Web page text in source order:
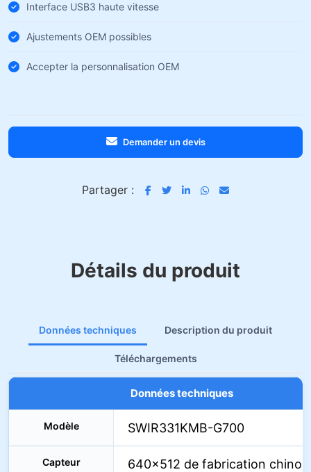
Interface USB3 haute vitesse
Ajustements OEM possibles
Accepter la personnalisation OEM
Demander un devis
Partager :
Détails du produit
Données techniques Description du produit
Téléchargements
Données techniques
Modèle SWIR331KMB-G700
Capteur
640×512 de fabrication